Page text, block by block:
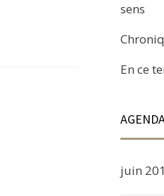
sens
En ce
juin